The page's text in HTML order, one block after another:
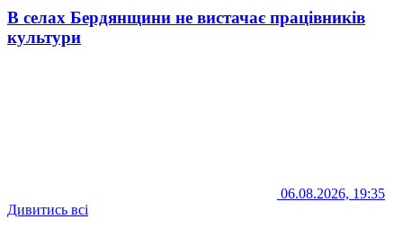
В селах Бердянщини не вистачає працівників
культури
06.08.2026, 19:35
Дивитись всі